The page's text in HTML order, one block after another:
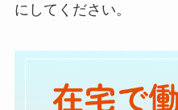
にしてください。